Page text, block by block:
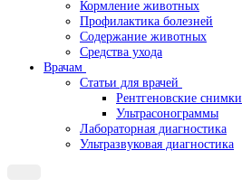
Кормление животных
Профилактика болезней
Содержание животных
Средства ухода
Врачам
Статьи для врачей
Рентгеновские снимки
Ультрасонограммы
Лабораторная диагностика
Ультразвуковая диагностика